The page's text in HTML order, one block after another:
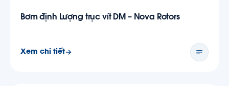
Bơm định Lượng trục vít DM – Nova Rotors
Xem chi tiết